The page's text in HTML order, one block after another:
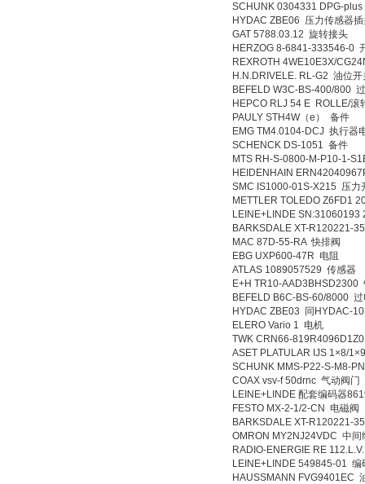
SCHUNK 0304331 DPG-
HYDAC ZBE06 压力传感器
GAT 5788.03.12 旋转接头
HERZOG 8-6841-333546-0
REXROTH 4WE10E3X/
H.N.DRIVELE. RL-G2 油位
BEFELD W3C-BS-400/800
HEPCO RLJ 54 E ROLLE/滚
PAULY STH4W（e） 备件
EMG TM4.0104-DCJ 执行器
SCHENCK DS-1051 备件
MTS RH-S-0800-M-P10-1-
HEIDENHAIN
SMC IS1000-01S-X215 压力
METTLER TOLEDO
LEINE+LINDE
BARKSDALE XT-R120221-
MAC 87D-55-RA 快排阀
EBG UXP600-47R 电阻
ATLAS 1089057529 传感器
E+H TR10-AAD3BHSD2300
BEFELD B6C-BS-60/8000
HYDAC ZBE03 同HYDAC-
ELERO Vario 1 电机
TWK CRN66-
ASET PLATULAR IJS 1×8/
SCHUNK MMS-P22-S-M8-
COAX vsv-f 50drnc 气动阀门
LEINE+LINDE 配套编码器
FESTO MX-2-1/2-CN 电磁阀
BARKSDALE XT-R120221-
OMRON MY2NJ24VDC 中
RADIO-ENERGIE RE
LEINE+LINDE 549845-01
HAUSSMANN FVG9401EC